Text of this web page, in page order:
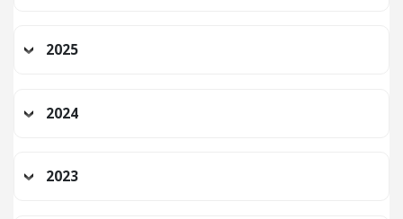
2025
2024
2023